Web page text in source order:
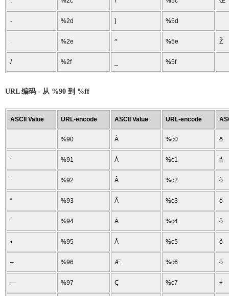
- %2d ] %5d
. %2e ^ %5e Ž
/ %2f %5f
URL 编码 - 从 %90 到 %ff
ASCII Value URL-encode ASCII Value URL-encode
%90 À %c0 ð
‘ %91 Á %c1 ñ
’ %92 Â %c2 ò
“ %93 Ã %c3 ó
” %94 Ä %c4 ô
• %95 Å %c5 õ
– %96 Æ %c6 ö
— %97 Ç %c7 ÷